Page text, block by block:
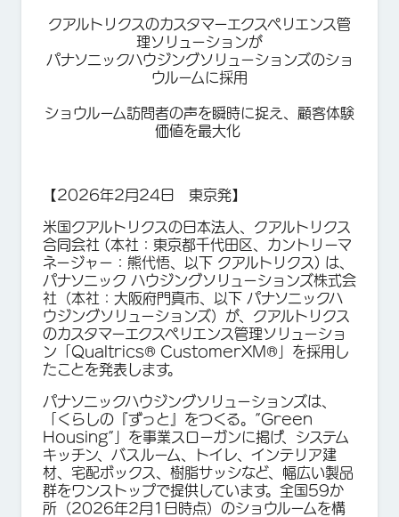
クアルトリクスのカスタマーエクスペリエンス管
理ソリューションが
パナソニックハウジングソリューションズのショ
ウルームに採用
ショウルーム訪問者の声を瞬時に捉え、顧客体験
価値を最大化
【2026年2月24日 東京発】
米国クアルトリクスの日本法人、クアルトリクス
合同会社 (本社：東京都千代田区、カントリーマ
ネージャー：熊代悟、以下 クアルトリクス) は、
パナソニック ハウジングソリューションズ株式会
社（本社：大阪府門真市、以下 パナソニックハ
ウジングソリューションズ）が、クアルトリクス
のカスタマーエクスペリエンス管理ソリューショ
ン「Qualtrics® CustomerXM®」を採用し
たことを発表します。
パナソニックハウジングソリューションズは、
「くらしの『ずっと』をつくる。”Green
Housing”」を事業スローガンに掲げ、システム
キッチン、バスルーム、トイレ、インテリア建
材、宅配ボックス、樹脂サッシなど、幅広い製品
群をワンストップで提供しています。全国59か
所（2026年2月1日時点）のショウルームを構